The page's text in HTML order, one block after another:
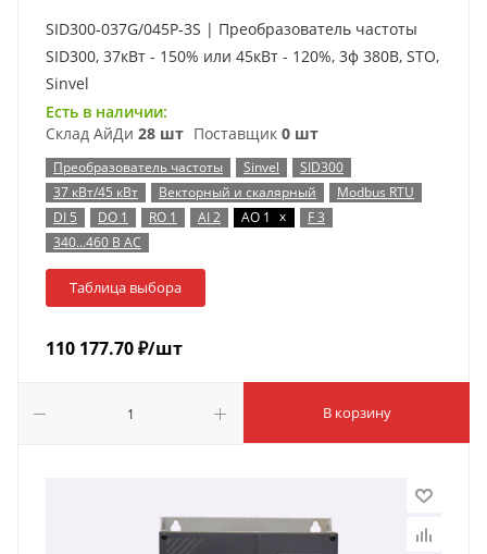
SID300-037G/045P-3S | Преобразователь частоты
SID300, 37кВт - 150% или 45кВт - 120%, 3ф 380В, STO,
Sinvel
Есть в наличии:
Склад АйДи 28 шт Поставщик 0 шт
Преобразователь частоты Sinvel
SID300
37 кВт/45 кВт
Векторный и скалярный
Modbus RTU
DI 5
DO 1 RO 1 AI 2 AO 1 x
F 3
340…460 В AC
Таблица выбора
110 177.70₽/шт
В корзину